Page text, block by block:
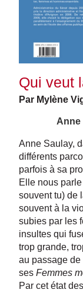
Qui veut
Par Mylène
Anne
Anne Saulay,
différents
parfois à sa
Elle nous
souvent tu) de
souvent à la
subies par les
insultes qui
trop grande,
au passage
ses Femmes
Par cet état